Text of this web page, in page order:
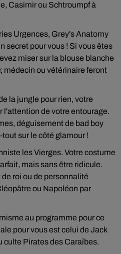
Casimir ou Schtroumpf à
Urgences, Grey's Anatomy
secret pour vous ! Si vous êtes
miser sur la blouse blanche
médecin ou vétérinaire feront
la jungle pour rien, votre
l'attention de votre entourage.
déguisement de bad boy
sur le côté glamour !
les Vierges. Votre costume
mais sans être ridicule.
roi ou de personnalité
ou Napoléon par
au programme pour ce
pour vous est celui de Jack
culte Pirates des Caraïbes.